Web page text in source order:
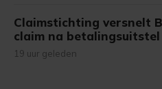
Claimstichting versnelt
claim na betalingsuitstel
19 uur geleden